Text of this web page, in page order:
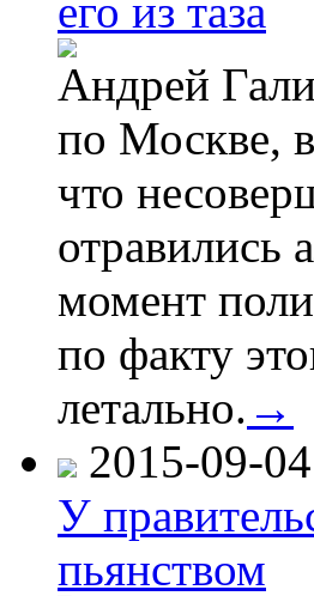
его из таза
Андрей
по Москве,
что
отравились
момент
по факту
летально. →
2015-09-
У
пьянством